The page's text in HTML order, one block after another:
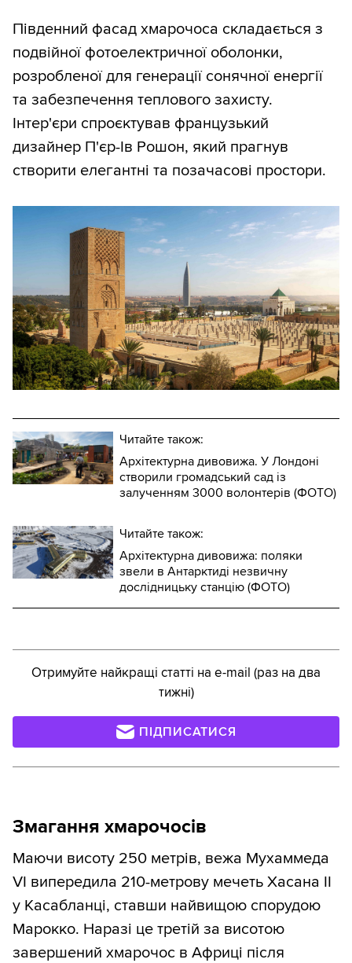
Південний фасад хмарочоса складається з
подвійної фотоелектричної оболонки,
розробленої для генерації сонячної енергії
та забезпечення теплового захисту.
Інтер'єри спроєктував французький
дизайнер П'єр-Ів Рошон, який прагнув
створити елегантні та позачасові простори.
Читайте також:
Архітектурна дивовижа. У Лондоні
створили громадський сад із
залученням 3000 волонтерів (ФОТО)
Читайте також:
Архітектурна дивовижа: поляки
звели в Антарктиді незвичну
дослідницьку станцію (ФОТО)
Отримуйте найкращі статті на e-mail (раз на два
тижні)
ПІДПИСАТИСЯ
Змагання хмарочосів
Маючи висоту 250 метрів, вежа Мухаммеда
VI випередила 210-метрову мечеть Хасана II
у Касабланці, ставши найвищою спорудою
Марокко. Наразі це третій за висотою
завершений хмарочос в Африці після